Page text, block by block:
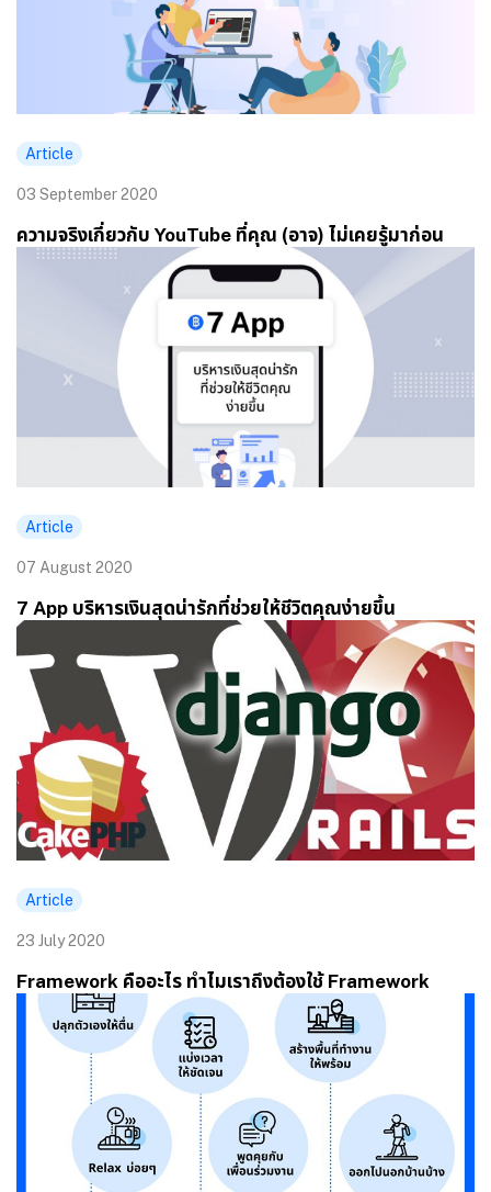
Article
03 September 2020
ความจริงเกี่ยวกับ YouTube ที่คุณ (อาจ) ไม่เคยรู้มาก่อน
Article
07 August 2020
7 App บริหารเงินสุดน่ารักที่ช่วยให้ชีวิตคุณง่ายขึ้น
Article
23 July 2020
Framework คืออะไร ทำไมเราถึงต้องใช้ Framework